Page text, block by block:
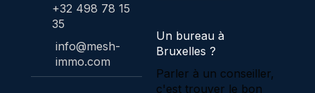
+32 498 78 15
35
info@mesh-
immo.com
Un bureau à
Bruxelles ?
Parler à un conseiller,
c'est trouver le bon